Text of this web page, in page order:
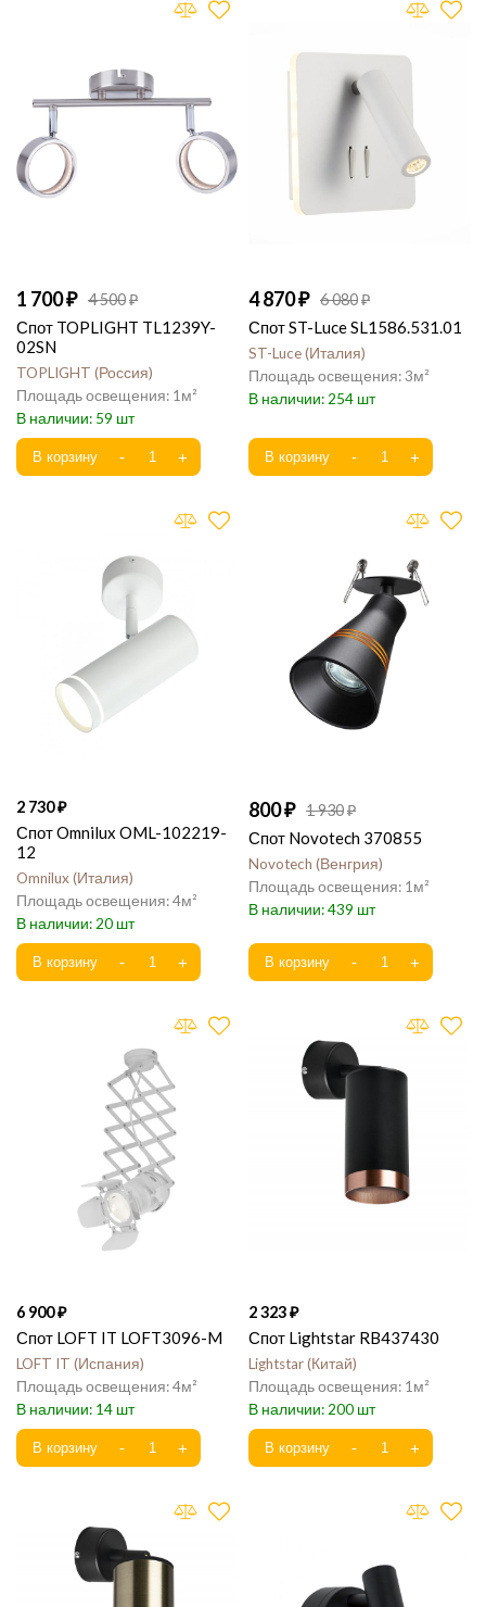
1 700 4 500
Спот TOPLIGHT TL1239Y-
02SN
TOPLIGHT Россия
1
59
4 870 6 080
Спот ST-Luce SL1586.531.01
ST-Luce Италия
3
254
2 730
Спот Omnilux OML-102219-
12
Omnilux Италия
4
20
800 1 930
Спот Novotech 370855
Novotech Венгрия
1
439
6 900
Спот LOFT IT LOFT3096-M
LOFT IT Испания
4
14
2 323
Спот Lightstar RB437430
Lightstar Китай
1
200